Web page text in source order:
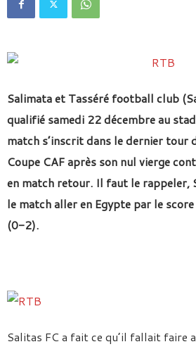
Salimata et Tasséré football club
qualifié samedi 22 décembre au
match s’inscrit dans le dernier tour
Coupe CAF après son nul vierge
en match retour. Il faut le rappeler,
le match aller en Egypte par le
(0-2).
Salitas FC a fait ce qu’il fallait faire